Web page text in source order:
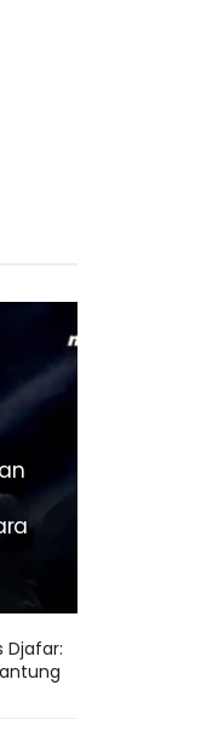
Djafar: